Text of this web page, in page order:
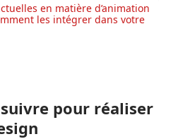
en matière d’animation
les intégrer dans votre
suivre pour réaliser